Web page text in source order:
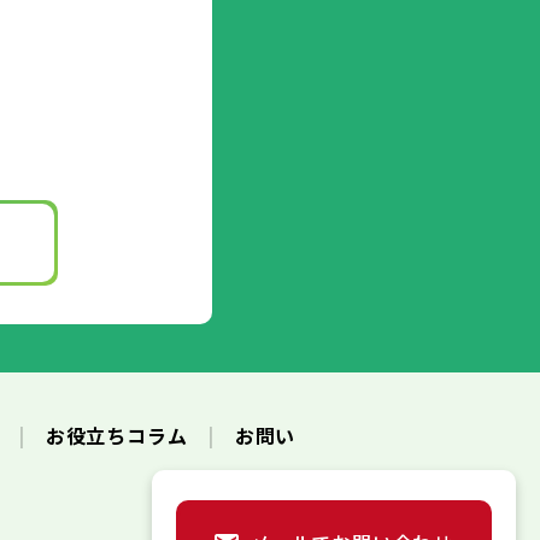
お役立ちコラム お問い